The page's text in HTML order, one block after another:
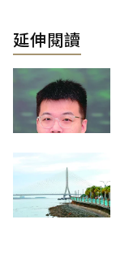
延伸閱讀